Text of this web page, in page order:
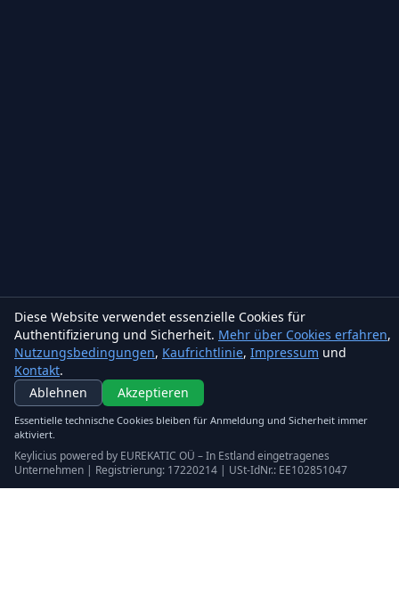
Diese Website verwendet essenzielle Cookies für
Authentifizierung und Sicherheit. Mehr über Cookies erfahren,
Nutzungsbedingungen, Kaufrichtlinie, Impressum und
Kontakt.
Ablehnen
Akzeptieren
Essentielle technische Cookies bleiben für Anmeldung und Sicherheit immer
aktiviert.
Keylicius powered by EUREKATIC OÜ – In Estland eingetragenes
Unternehmen | Registrierung: 17220214 | USt-IdNr.: EE102851047
Keylicius
Eurekatic OÜ
Sepapaja tn 6, Tallinn, Estonia
VAT:EE102851047
Handelsregister: 17220214
support@eurekatic.eu